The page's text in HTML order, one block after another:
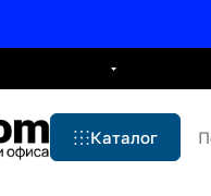
Каталог